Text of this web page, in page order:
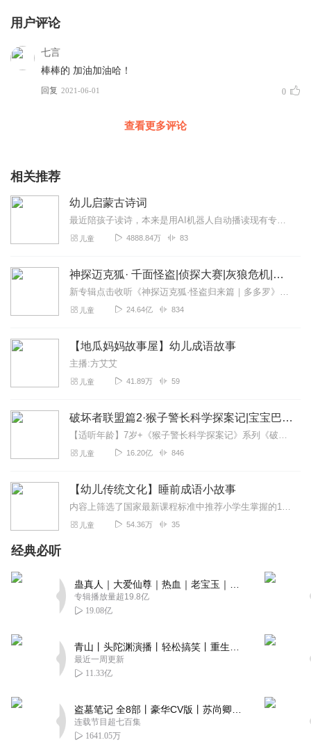
用户评论
七言
棒棒的 加油加油哈！
回复 2021-06-01 0
查看更多评论
相关推荐
幼儿启蒙古诗词
最近陪孩子读诗，本来是用AI机器人自动播读现有专辑，却发现很多专辑都不适合启蒙读诵，都是从相对复杂难懂的诗词开始。于是，自己开始给孩子定制自读，从最简单最朗朗上...
儿童 4888.84万 83
神探迈克狐· 千面怪盗|侦探大赛|灰狼危机|多多罗
新专辑点击收听《神探迈克狐·怪盗归来篇｜多多罗》！！！>>>点击进入主播橱窗购买《神探迈克狐》系列图书吧!<<<多多罗故事【点击前往】收听多多罗其他好玩有趣的故...
儿童 24.64亿 834
【地瓜妈妈故事屋】幼儿成语故事
主播:方艾艾
儿童 41.89万 59
破坏者联盟篇2·猴子警长科学探案记|宝宝巴士故事
【适听年龄】7岁+《猴子警长科学探案记》系列《破坏者联盟篇1·猴子警长科学探案记》>>>《破坏者联盟篇2·猴子警长科学探案记》>>>《破坏者联盟篇3·猴子警长科...
儿童 16.20亿 846
【幼儿传统文化】睡前成语小故事
内容上筛选了国家最新课程标准中推荐小学生掌握的100个成语，通过讲故事的形式，让孩子生动理解成语的由来与含义。形式上通过角色对话情景式导入，通过面条和邻居姐姐...
儿童 54.36万 35
经典必听
专辑播放量超19.8亿
19.08亿
最近一周更新
11.33亿
连载节目超七百集
1641.05万